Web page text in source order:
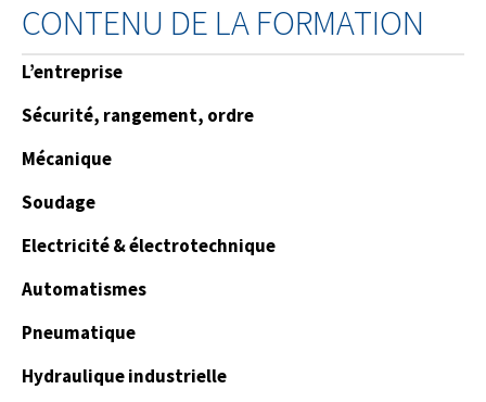
CONTENU DE LA FORMATION
L’entreprise
Sécurité, rangement, ordre
Mécanique
Soudage
Electricité & électrotechnique
Automatismes
Pneumatique
Hydraulique industrielle